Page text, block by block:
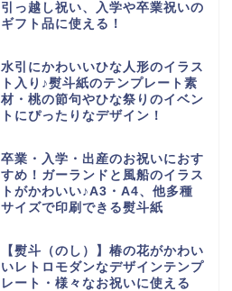
引っ越し祝い、入学や卒業祝いの
ギフト品に使える！
水引にかわいいひな人形のイラス
ト入り♪熨斗紙のテンプレート素
材・桃の節句やひな祭りのイベン
トにぴったりなデザイン！
卒業・入学・出産のお祝いにおす
すめ！ガーランドと風船のイラス
トがかわいい♪A3・A4、他多種
サイズで印刷できる熨斗紙
【熨斗（のし）】椿の花がかわい
いレトロモダンなデザインテンプ
レート・様々なお祝いに使える